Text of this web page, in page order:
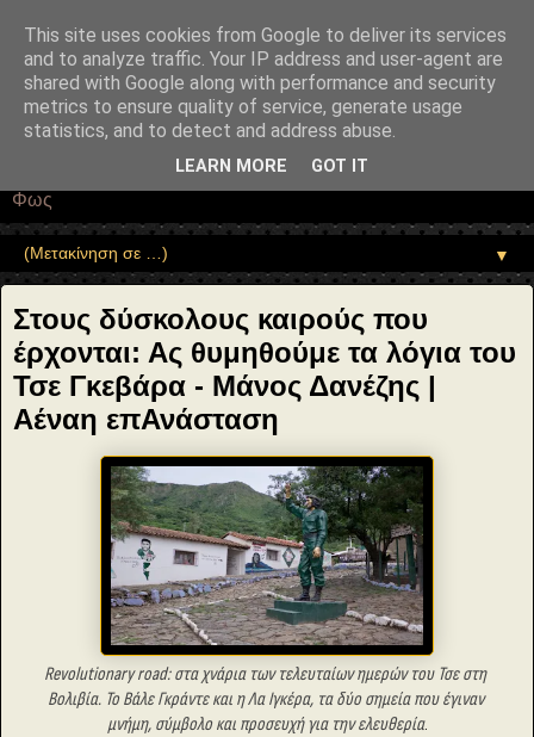
"potentialAction": { "@type": "ReadAction", "target":
"https://www.sophia-ntrekou.gr/2014/09/stoys-dyskoloys-kairoys-poy-
erxontai.html" } }
Αέναη επΑνάσταση
• Επιστήμη • Ψυχολογία • Λογοτεχνία • Τέχνες • Θεολογία •
Φιλοσοφία • Στοχασμοί... για τη μνήμη, τον άνθρωπο και το
Φως
▼
Στους δύσκολους καιρούς που
έρχονται: Ας θυμηθούμε τα λόγια του
Τσε Γκεβάρα - Μάνος Δανέζης |
Αέναη επΑνάσταση
Revolutionary road: στα χνάρια των τελευταίων ημερών του Τσεστη
Βολιβία. Το Βάλε Γκράντε και η Λα Ιγκέρα, τα δύο σημεία που έγιναν
μνήμη, σύμβολο και προσευχή για την ελευθερία.
This site uses cookies from Google to deliver its services
and to analyze traffic. Your IP address and user-agent are
shared with Google along with performance and security
metrics to ensure quality of service, generate usage
statistics, and to detect and address abuse.
LEARN MORE GOT IT